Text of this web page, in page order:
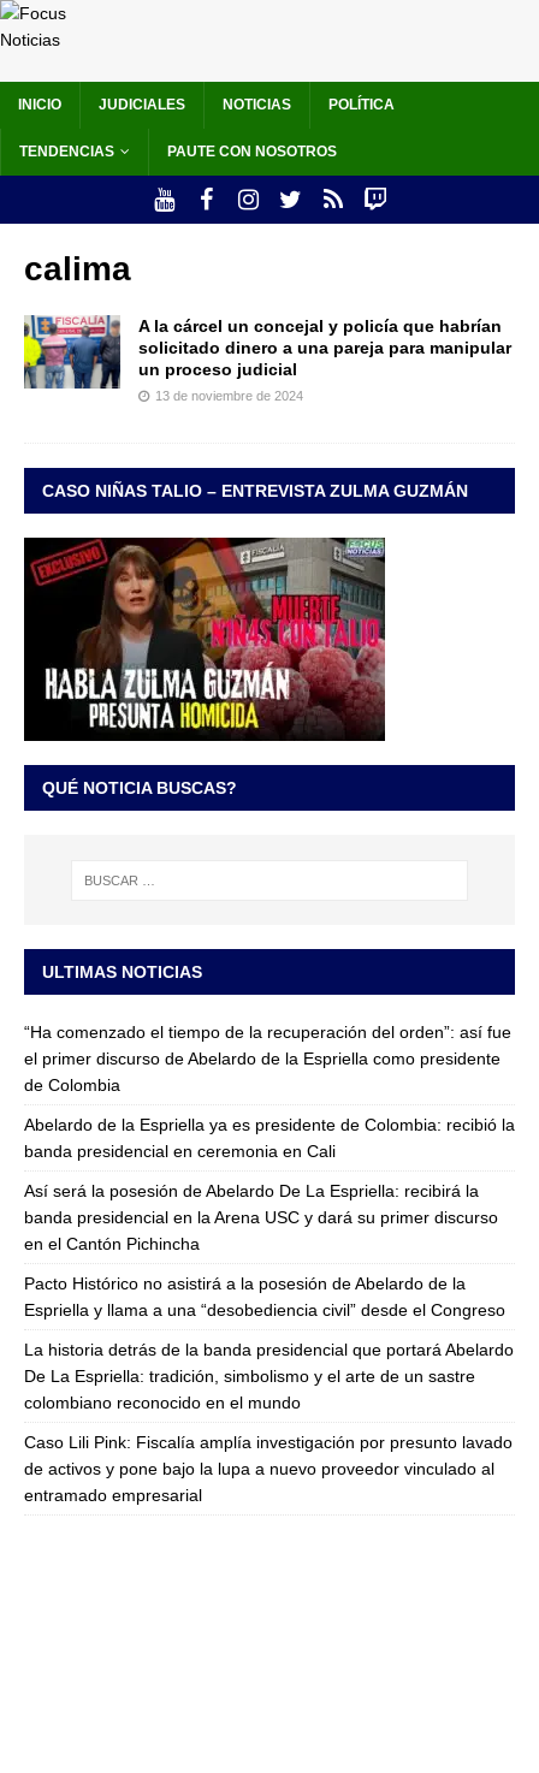
INICIO JUDICIALES NOTICIAS POLÍTICA
TENDENCIAS PAUTE CON NOSOTROS
calima
A la cárcel un concejal y policía que habrían
solicitado dinero a una pareja para manipular
un proceso judicial
13 de noviembre de 2024
CASO NIÑAS TALIO – ENTREVISTA ZULMA GUZMÁN
QUÉ NOTICIA BUSCAS?
ULTIMAS NOTICIAS
“Ha comenzado el tiempo de la recuperación del orden”: así fue
el primer discurso de Abelardo de la Espriella como presidente
de Colombia
Abelardo de la Espriella ya es presidente de Colombia: recibió la
banda presidencial en ceremonia en Cali
Así será la posesión de Abelardo De La Espriella: recibirá la
banda presidencial en la Arena USC y dará su primer discurso
en el Cantón Pichincha
Pacto Histórico no asistirá a la posesión de Abelardo de la
Espriella y llama a una “desobediencia civil” desde el Congreso
La historia detrás de la banda presidencial que portará Abelardo
De La Espriella: tradición, simbolismo y el arte de un sastre
colombiano reconocido en el mundo
Caso Lili Pink: Fiscalía amplía investigación por presunto lavado
de activos y pone bajo la lupa a nuevo proveedor vinculado al
entramado empresarial